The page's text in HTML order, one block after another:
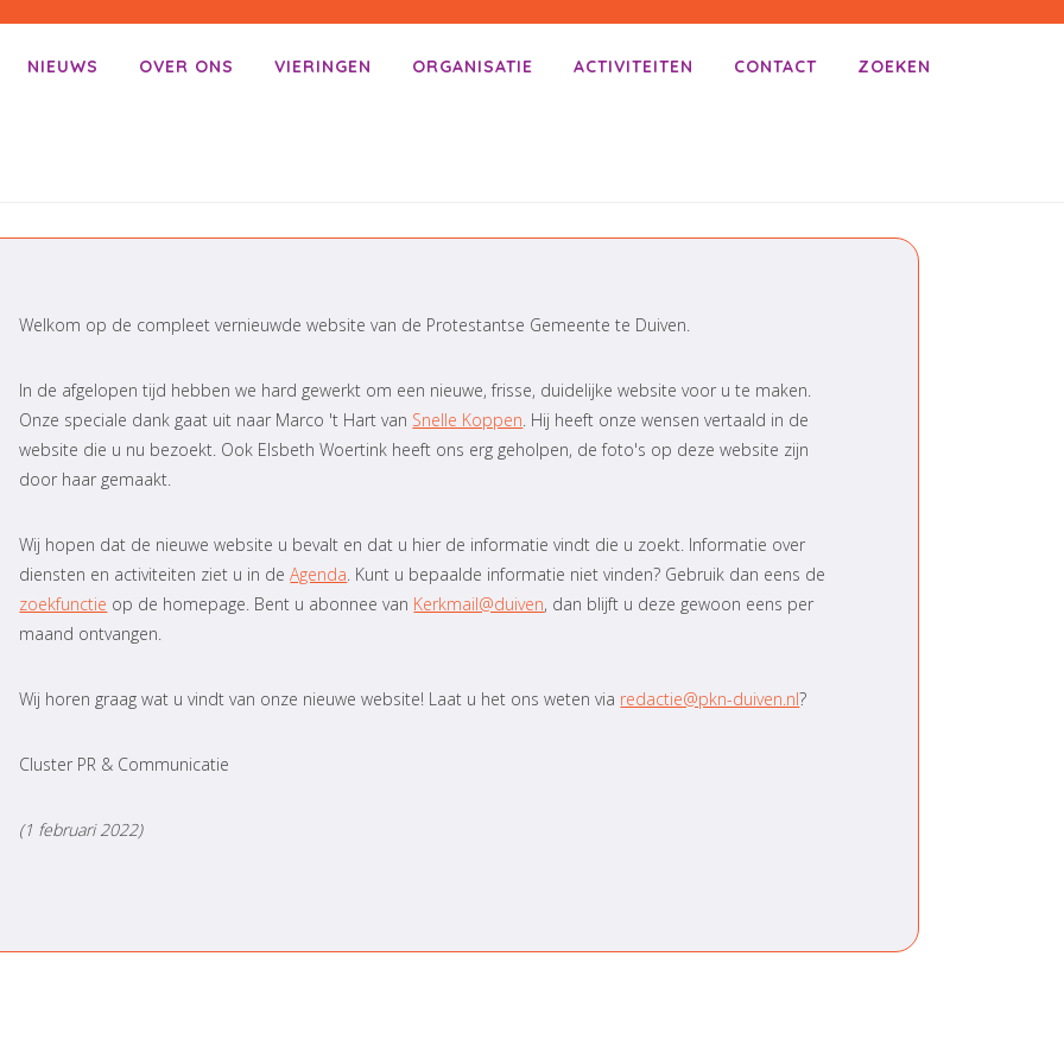
inhoud
NIEUWS OVER ONS VIERINGEN ORGANISATIE ACTIVITEITEN CONTACT ZOEKEN
Welkom op de compleet vernieuwde website van de Protestantse Gemeente te Duiven.
In de afgelopen tijd hebben we hard gewerkt om een nieuwe, frisse, duidelijke website voor u te maken.
Onze speciale dank gaat uit naar Marco 't Hart van Snelle Koppen. Hij heeft onze wensen vertaald in de
website die u nu bezoekt. Ook Elsbeth Woertink heeft ons erg geholpen, de foto's op deze website zijn
door haar gemaakt.
Wij hopen dat de nieuwe website u bevalt en dat u hier de informatie vindt die u zoekt. Informatie over
diensten en activiteiten ziet u in deAgenda. Kunt u bepaalde informatie niet vinden? Gebruik dan eens de
zoekfunctie op de homepage. Bent u abonnee van Kerkmail@duiven, dan blijft u deze gewoon eens per
maand ontvangen.
Wij horen graag wat u vindt van onze nieuwe website! Laat u het ons weten via redactie@pkn-duiven.nl?
Cluster PR & Communicatie
(1 februari 2022)